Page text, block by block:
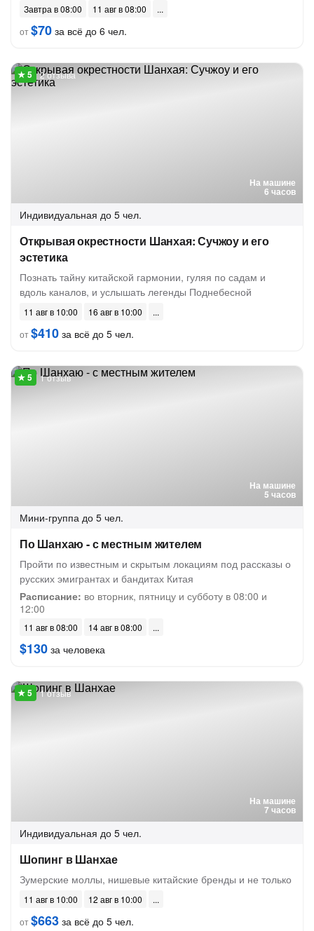
Завтра в 08:00
11 авг в 08:00
от$70 за всё до 6 чел.
На машине
6 часов
2 отзыва
Индивидуальная до 5 чел.
Открывая окрестности Шанхая: Сучжоу и его
эстетика
Познать тайну китайской гармонии, гуляя по садам и
вдоль каналов, и услышать легенды Поднебесной
11 авг в 10:00
16 авг в 10:00
от$410 за всё до 5 чел.
На машине
5 часов
1 отзыв
Мини-группа до 5 чел.
По Шанхаю - с местным жителем
Пройти по известным и скрытым локациям под рассказы о
русских эмигрантах и бандитах Китая
Расписание: во вторник, пятницу и субботу в 08:00 и
12:00
11 авг в 08:00 14 авг в 08:00
$130 за человека
На машине
7 часов
1 отзыв
Индивидуальная до 5 чел.
Шопинг в Шанхае
Зумерские моллы, нишевые китайские бренды и не только
11 авг в 10:00
12 авг в 10:00
от$663 за всё до 5 чел.